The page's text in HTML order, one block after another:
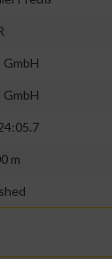
GmbH
GmbH
m